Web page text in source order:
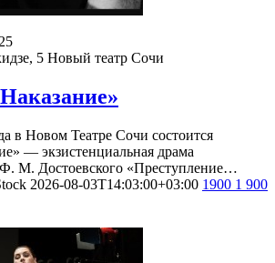
5 Новый театр Сочи
в Новом Театре Сочи состоится
— экзистенциальная драма
М. Достоевского «Преступление…
2026-08-03T14:03:00+03:00 1900 1 900